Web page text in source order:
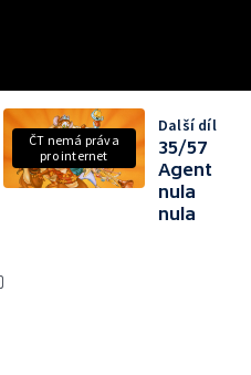
ČT nemá práva
pro internet
Další díl
35/57
Agent
nula
nula